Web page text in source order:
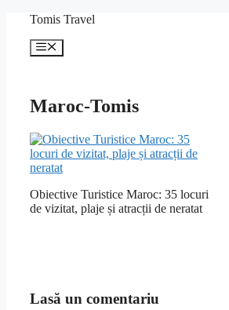
conținut
Tomis Travel
Meniu
Maroc-Tomis
Obiective Turistice Maroc: 35 locuri
de vizitat, plaje și atracții de neratat
Lasă un comentariu